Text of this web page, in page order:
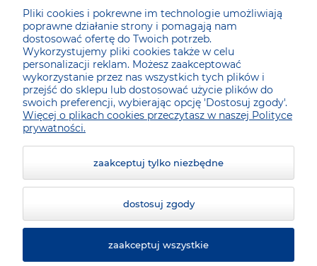
JAK KUPOWAĆ
DLA KUPUJĄCYCH
SOCIAL MEDIA
Pliki cookies i pokrewne im technologie umożliwiają
poprawne działanie strony i pomagają nam
dostosować ofertę do Twoich potrzeb.
Wykorzystujemy pliki cookies także w celu
personalizacji reklam. Możesz zaakceptować
wykorzystanie przez nas wszystkich tych plików i
przejść do sklepu lub dostosować użycie plików do
swoich preferencji, wybierając opcję 'Dostosuj zgody'.
Więcej o plikach cookies przeczytasz w naszej Polityce
prywatności.
zaakceptuj tylko niezbędne
dostosuj zgody
zaakceptuj wszystkie